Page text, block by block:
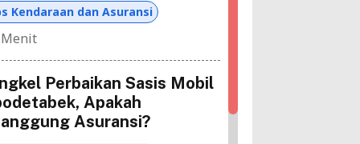
Kendaraan dan Asuransi
Perbaikan Sasis Mobil
Apakah
Asuransi?